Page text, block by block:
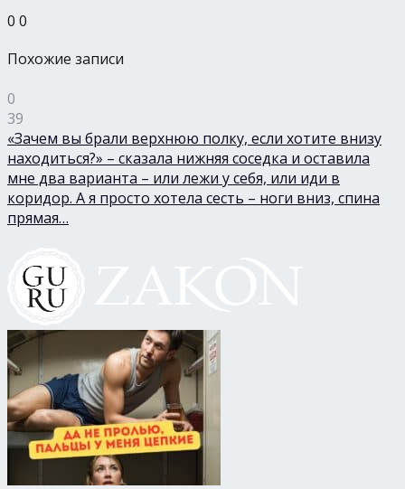
0 0
Похожие записи
0
39
«Зачем вы брали верхнюю полку, если хотите внизу
находиться?» – сказала нижняя соседка и оставила
мне два варианта – или лежи у себя, или иди в
коридор. А я просто хотела сесть – ноги вниз, спина
прямая…